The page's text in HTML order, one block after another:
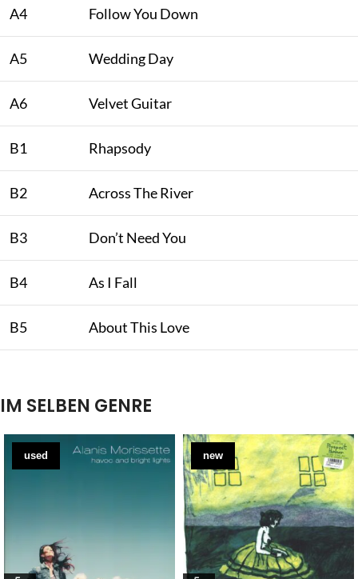
A4 Follow You Down
A5 Wedding Day
A6 Velvet Guitar
B1 Rhapsody
B2 Across The River
B3 Don’t Need You
B4 As I Fall
B5 About This Love
IM SELBEN GENRE
used new